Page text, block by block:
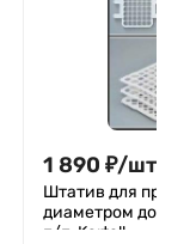
1 890 ₽/шт.
Штатив для
диаметром до 10
п/п, Kartell